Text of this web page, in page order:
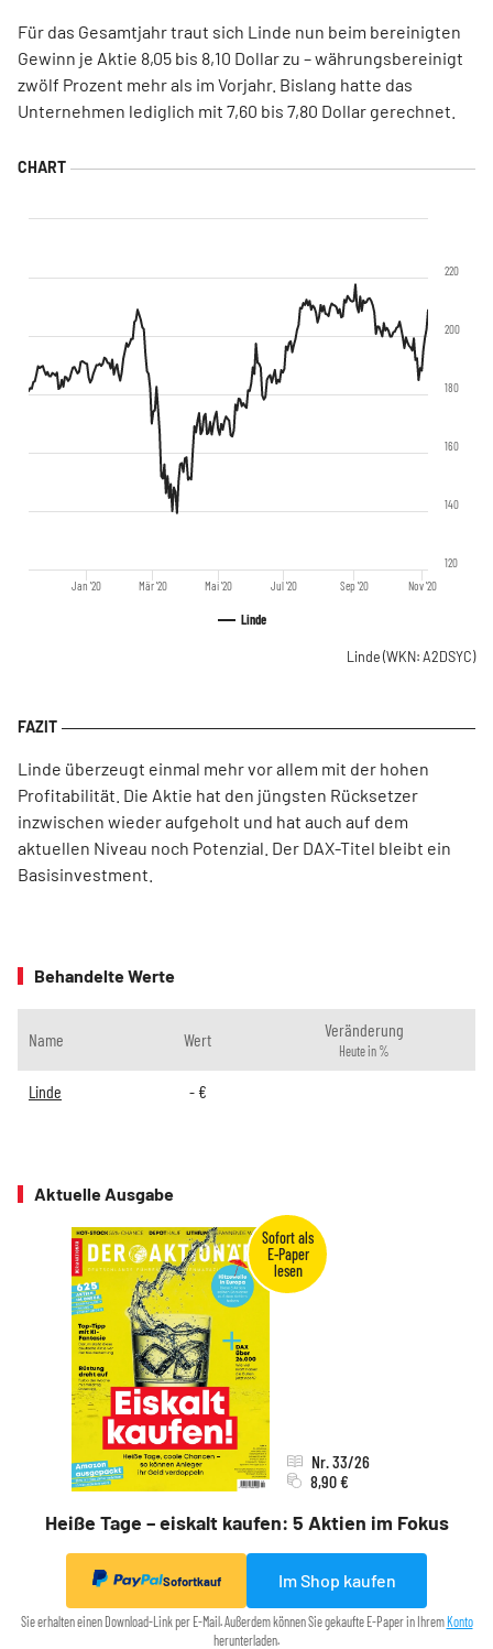
Für das Gesamtjahr traut sich Linde nun beim bereinigten
Gewinn je Aktie 8,05 bis 8,10 Dollar zu – währungsbereinigt
zwölf Prozent mehr als im Vorjahr. Bislang hatte das
Unternehmen lediglich mit 7,60 bis 7,80 Dollar gerechnet.
Linde
Jan '20 Mär '20 Mai '20 Jul '20 Sep '20 Nov '20
120
140
160
180
200
220
Linde (WKN: A2DSYC)
Linde überzeugt einmal mehr vor allem mit der hohen
Profitabilität. Die Aktie hat den jüngsten Rücksetzer
inzwischen wieder aufgeholt und hat auch auf dem
aktuellen Niveau noch Potenzial. Der DAX-Titel bleibt ein
Basisinvestment.
Behandelte Werte
Name Wert Veränderung
Heute in %
Linde -€
Aktuelle Ausgabe
Heiße Tage – eiskalt kaufen: 5 Aktien im Fokus
Nr. 33/26
8,90 €
Sofortkauf Im Shop kaufen
Sie erhalten einen Download-Link per E-Mail. Außerdem können Sie gekaufte E-Paper in Ihrem Konto
herunterladen.